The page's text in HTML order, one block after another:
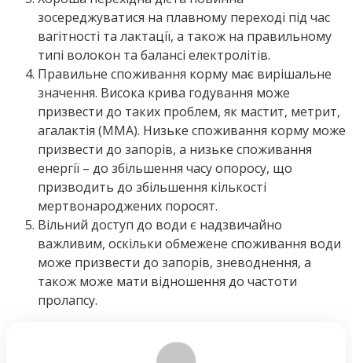
зосереджуватися на плавному переході під час
вагітності та лактації, а також на правильному
типі волокон та балансі електролітів.
Правильне споживання корму має вирішальне
значення. Висока крива годування може
призвести до таких проблем, як мастит, метрит,
агалактія (ММА). Низьке споживання корму може
призвести до запорів, а низьке споживання
енергії – до збільшення часу опоросу, що
призводить до збільшення кількості
мертвонароджених поросят.
Вільний доступ до води є надзвичайно
важливим, оскільки обмежене споживання води
може призвести до запорів, зневоднення, а
також може мати відношення до частоти
пролапсу.